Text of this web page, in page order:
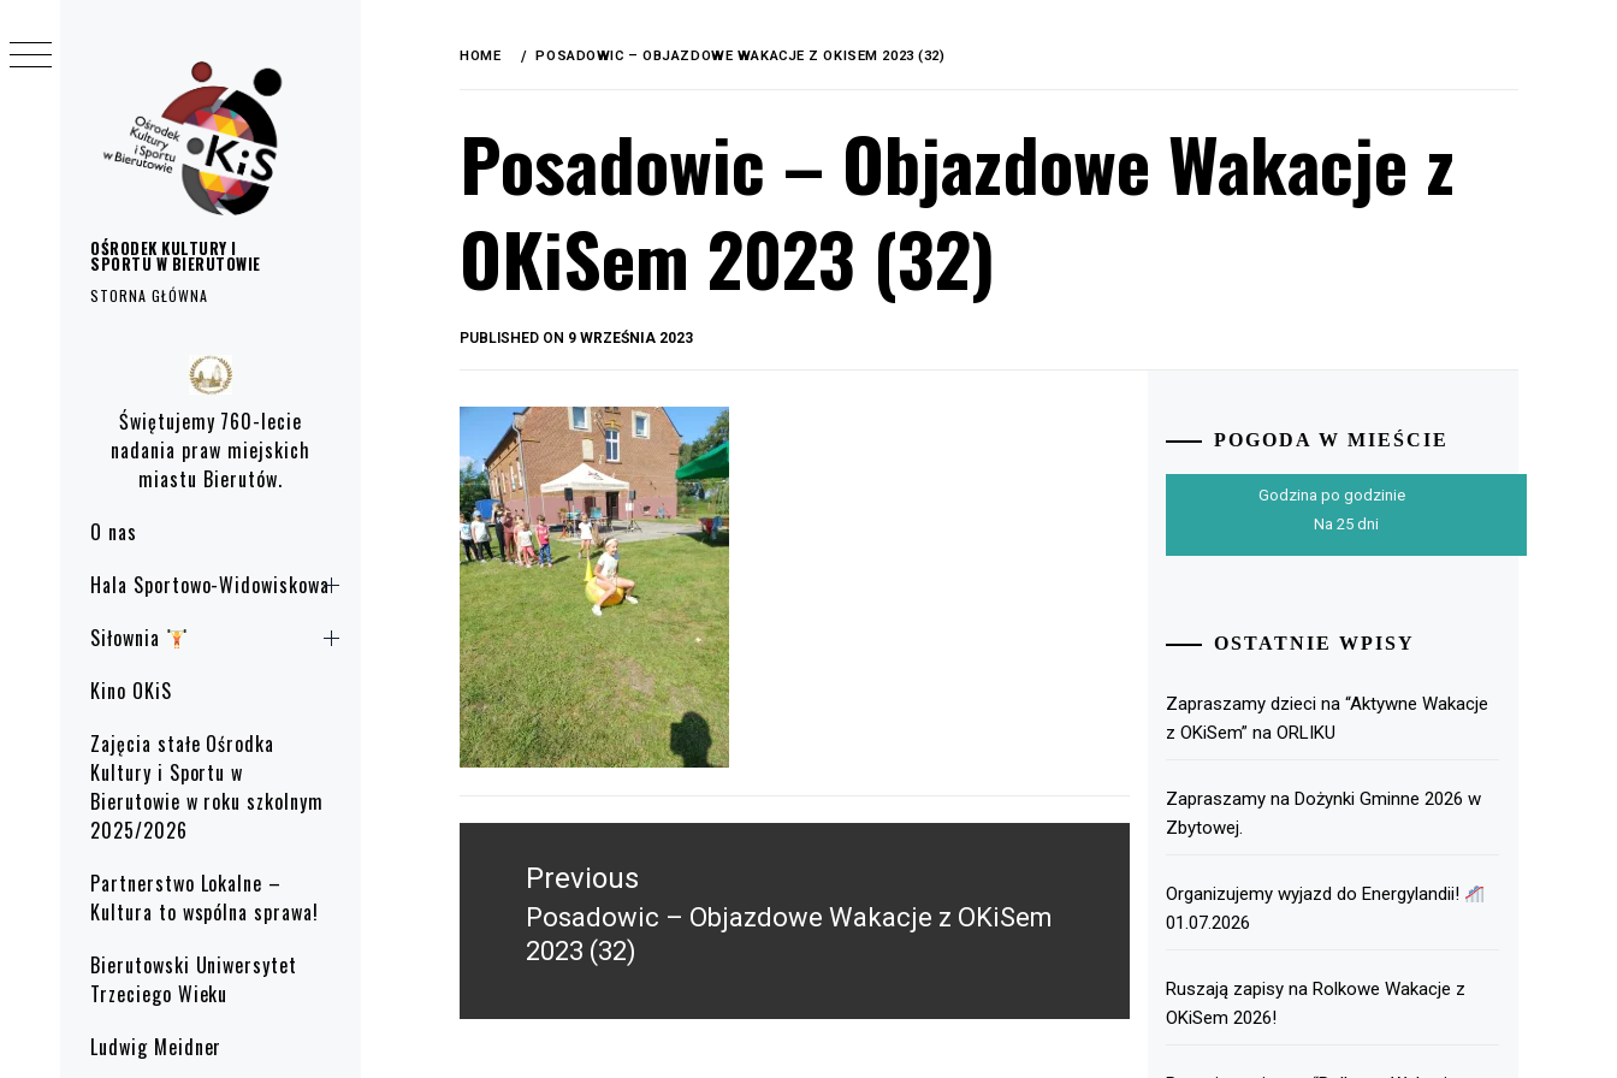
OŚRODEK KULTURY I
SPORTU W BIERUTOWIE
STORNA GŁÓWNA
Świętujemy 760-lecie
nadania praw miejskich
miastu Bierutów.
O nas
Hala Sportowo-Widowiskowa
Siłownia
Kino OKiS
Zajęcia stałe Ośrodka
Kultury i Sportu w
Bierutowie w roku szkolnym
2025/2026
Partnerstwo Lokalne –
Kultura to wspólna sprawa!
Bierutowski Uniwersytet
Trzeciego Wieku
Ludwig Meidner
HOME POSADOWIC – OBJAZDOWE WAKACJE Z OKISEM 2023 (32)
Posadowic – Objazdowe Wakacje z
OKiSem 2023 (32)
PUBLISHED ON 9 WRZEŚNIA 2023
wpisuPrevious
Previous
post:
Posadowic – Objazdowe Wakacje z OKiSem
2023 (32)
POGODA W MIEŚCIE
Godzina po godzinie
Na 25 dni
OSTATNIE WPISY
Zapraszamy dzieci na “Aktywne Wakacje
z OKiSem” na ORLIKU
Zapraszamy na Dożynki Gminne 2026 w
Zbytowej.
Organizujemy wyjazd do Energylandii!
01.07.2026
Ruszają zapisy na Rolkowe Wakacje z
OKiSem 2026!